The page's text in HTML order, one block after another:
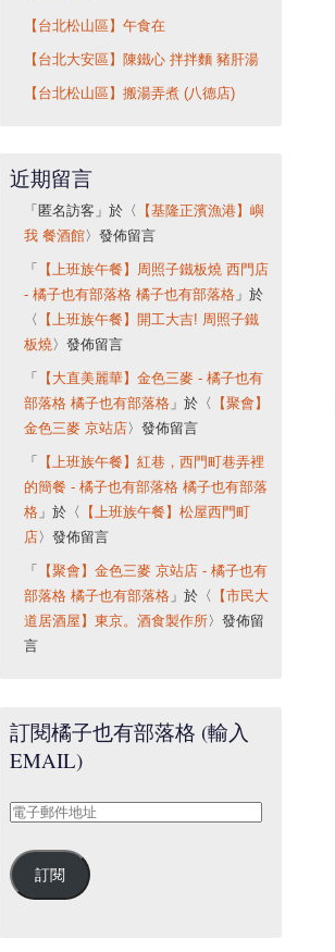
【台北松山區】午食在
【台北大安區】陳鐵心 拌拌麵 豬肝湯
【台北松山區】搬湯弄煮 (八德店)
近期留言
「 匿名訪客 」於〈
【基隆正濱漁港】嶼
我 餐酒館〉發佈留言
「
【上班族午餐】周照子鐵板燒 西門店
- 橘子也有部落格 橘子也有部落格」於
〈
【上班族午餐】開工大吉! 周照子鐵
板燒〉發佈留言
「
【大直美麗華】金色三麥 - 橘子也有
部落格 橘子也有部落格」於〈
【聚會】
金色三麥 京站店 〉發佈留言
「
【上班族午餐】紅巷，西門町巷弄裡
的簡餐 - 橘子也有部落格 橘子也有部落
格」於〈
【上班族午餐】松屋西門町
店 〉發佈留言
「
【聚會】金色三麥 京站店 - 橘子也有
部落格 橘子也有部落格」於〈
【市民大
道居酒屋】東京。酒食製作所〉發佈留
言
訂閱橘子也有部落格 (輸入
EMAIL)
電
郵
件
訂閱